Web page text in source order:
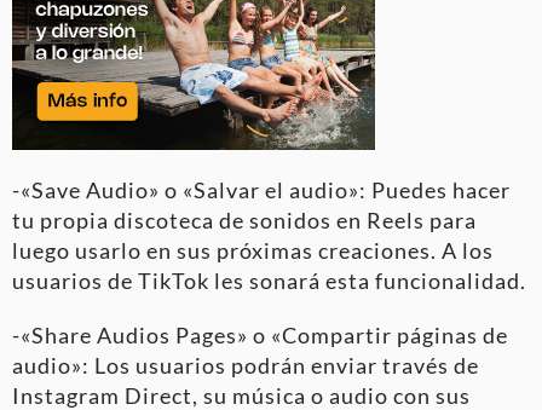
-«Save Audio» o «Salvar el audio»: Puedes hacer
tu propia discoteca de sonidos en Reels para
luego usarlo en sus próximas creaciones. A los
usuarios de TikTok les sonará esta funcionalidad.
-«Share Audios Pages» o «Compartir páginas de
audio»: Los usuarios podrán enviar través de
Instagram Direct, su música o audio con sus